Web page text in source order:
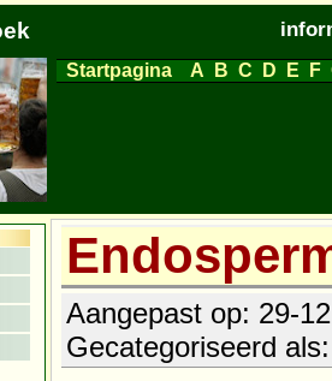
Startpagina A B C D E F
Aangepast op: 29-
Gecategoriseerd